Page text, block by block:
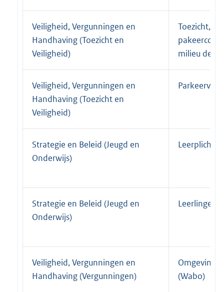
Veiligheid, Vergunningen en
Handhaving (Toezicht en
Veiligheid)
Toezicht,
milieu
Veiligheid, Vergunningen en
Handhaving (Toezicht en
Veiligheid)
Strategie en Beleid (Jeugd en
Onderwijs)
Leerplicht
Strategie en Beleid (Jeugd en
Onderwijs)
Veiligheid, Vergunningen en
Handhaving (Vergunningen)
(Wabo)